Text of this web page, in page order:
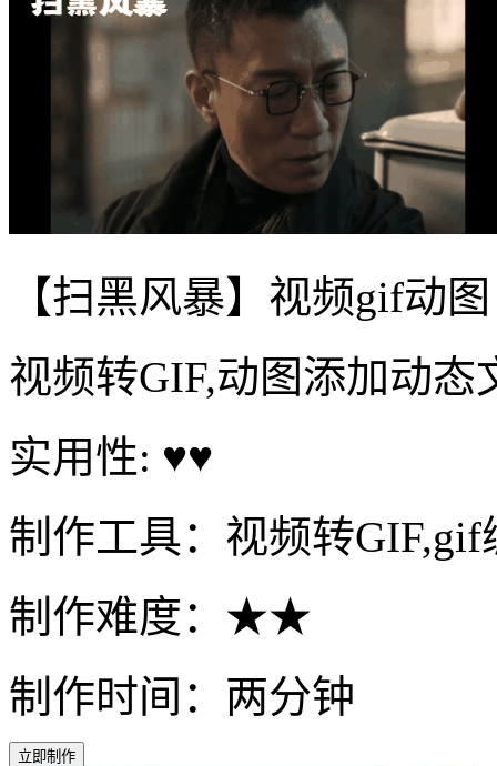
【扫黑风暴】视频gif动图
视频转GIF,动图添加动态
实用性: ♥♥
制作工具：视频转GIF,gif
制作难度：★★
制作时间：两分钟
立即制作